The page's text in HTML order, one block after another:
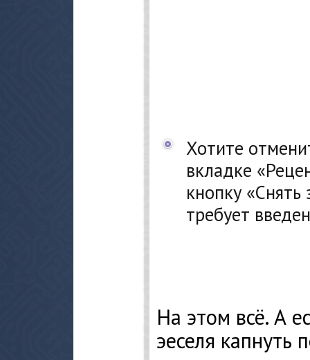
Хотите
вкладке
кнопку «Снять
требует
На этом всё. А
эеселя капнуть